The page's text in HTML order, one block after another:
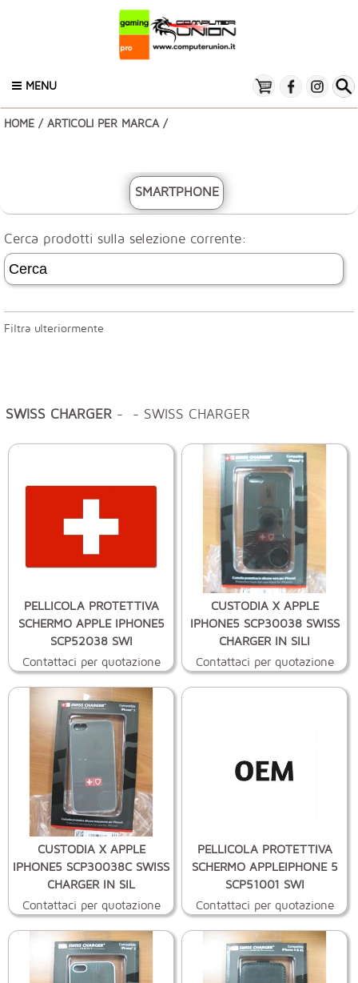
MENU
HOME / ARTICOLI PER MARCA /
SMARTPHONE
Cerca prodotti sulla selezione corrente:
Filtra ulteriormente
SWISS CHARGER - - SWISS CHARGER
PELLICOLA PROTETTIVA
SCHERMO APPLE IPHONE5
SCP52038 SWI
Contattaci per quotazione
CUSTODIA X APPLE
IPHONE5 SCP30038 SWISS
CHARGER IN SILI
Contattaci per quotazione
CUSTODIA X APPLE
IPHONE5 SCP30038C SWISS
CHARGER IN SIL
Contattaci per quotazione
PELLICOLA PROTETTIVA
SCHERMO APPLEIPHONE 5
SCP51001 SWI
Contattaci per quotazione